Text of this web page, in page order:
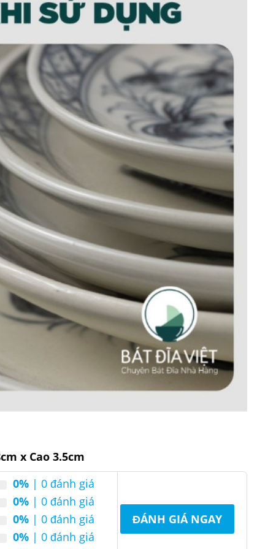
quả đào
x Cao 3.5cm
0%| 0 đánh giá
0%| 0 đánh giá
0%| 0 đánh giá
0%| 0 đánh giá
ĐÁNH GIÁ NGAY